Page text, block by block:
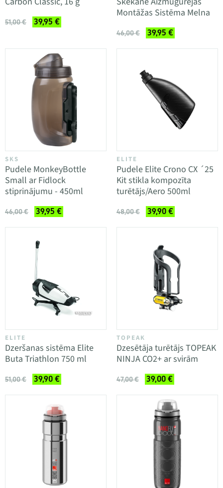
51,00 € 39,95 €
Montāžas Sistēma Melna
46,00 € 39,95 €
SKS
Pudele MonkeyBottle
Small ar Fidlock
stiprinājumu - 450ml
46,00 € 39,95 €
ELITE
Pudele Elite Crono CX ´25
Kit stikla kompozīta
turētājs/Aero 500ml
48,00 € 39,90 €
ELITE
Dzeršanas sistēma Elite
Buta Triathlon 750 ml
51,00 € 39,90 €
TOPEAK
Dzesētāja turētājs TOPEAK
NINJA CO2+ ar svirām
47,00 € 39,00 €